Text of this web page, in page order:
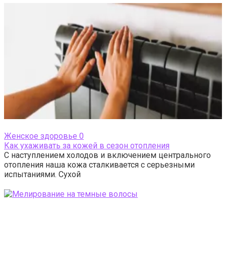
Женское здоровье 0
Как ухаживать за кожей в сезон отопления
С наступлением холодов и включением центрального
отопления наша кожа сталкивается с серьезными
испытаниями. Сухой